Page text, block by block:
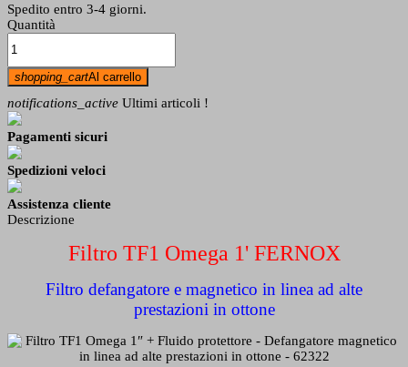
Spedito entro 3-4 giorni.
Quantità
shopping_cartAl carrello
notifications_active Ultimi articoli !
Pagamenti sicuri
Spedizioni veloci
Assistenza cliente
Descrizione
Filtro TF1 Omega 1' FERNOX
Filtro defangatore e magnetico in linea ad alte
prestazioni in ottone